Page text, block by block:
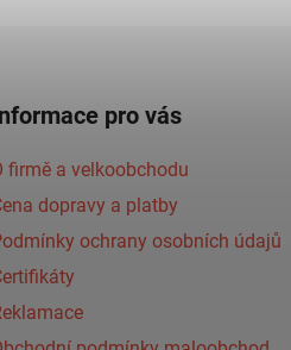
pro vás
firmě a velkoobchodu
dopravy a platby
ochrany osobních údajů